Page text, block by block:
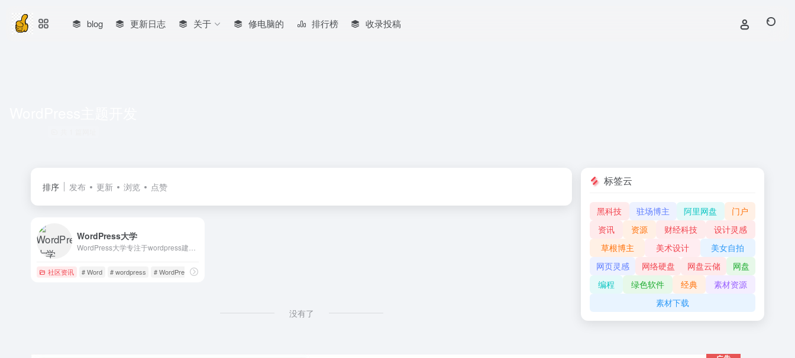
blog 更新日志 关于 修电脑的 排行榜 收录投稿
排序 发布 更新 浏览 点赞
WordPress大学
社区资讯 # Word # wordpress # WordPress主题
没有了
标签云
黑科技 驻场博主 阿里网盘
门户
资讯
资源 财经科技
设计灵感
草根博主
美术设计
美女自拍
网页灵感
网络硬盘 网盘云储
网盘
编程
绿色软件 经典
素材资源
素材下载